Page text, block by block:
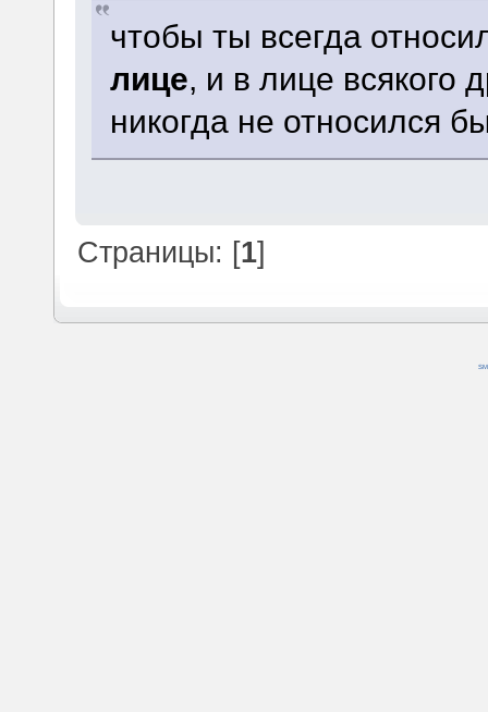
чтобы ты всегда
лице, и в лице всякого
никогда не относился
Страницы: [1]